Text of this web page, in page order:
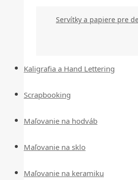
Servítky a papiere pre
Kaligrafia a Hand Lettering
Scrapbooking
Maľovanie na hodváb
Maľovanie na sklo
Maľovanie na keramiku